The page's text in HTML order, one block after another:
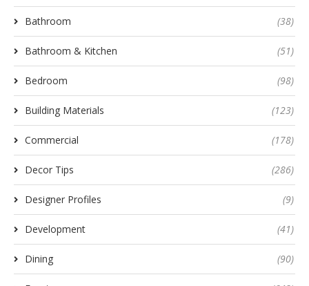
Bathroom (38)
Bathroom & Kitchen (51)
Bedroom (98)
Building Materials (123)
Commercial (178)
Decor Tips (286)
Designer Profiles (9)
Development (41)
Dining (90)